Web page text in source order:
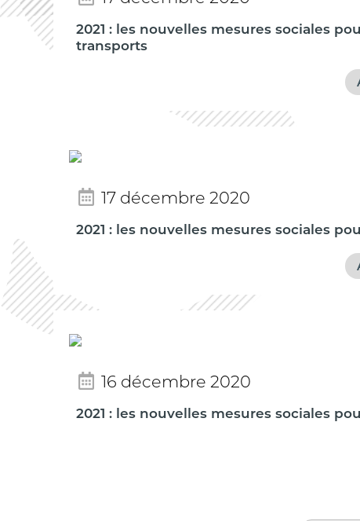
2021 : les nouvelles mesures sociales
transports
17 décembre 2020
2021 : les nouvelles mesures sociales
16 décembre 2020
2021 : les nouvelles mesures sociales